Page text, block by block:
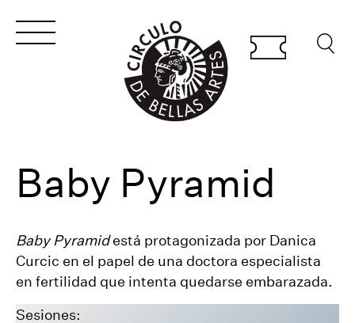
Baby Pyramid
Baby Pyramidestá protagonizada por Danica
Curcic en el papel de una doctora especialista
en fertilidad que intenta quedarse embarazada.
Sesiones: